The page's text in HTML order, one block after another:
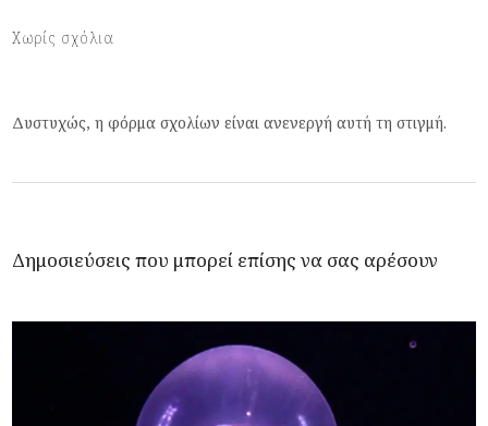
Χωρίς σχόλια
Δυστυχώς, η φόρμα σχολίων είναι ανενεργή αυτή τη στιγμή.
Δημοσιεύσεις που μπορεί επίσης να σας αρέσουν